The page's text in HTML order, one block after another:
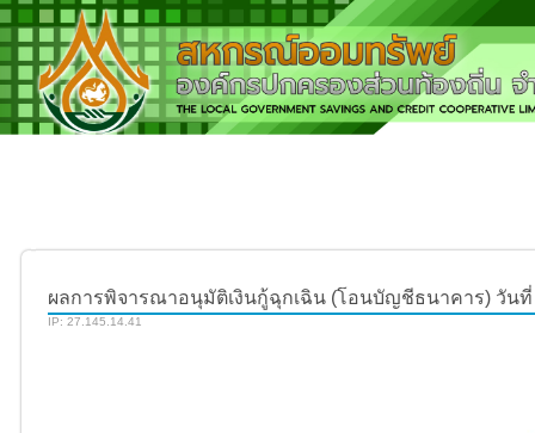
ผลการพิจารณาอนุมัติเงินกู้ฉุกเฉิน (โอนบัญชีธนาคาร) วันที่
IP: 27.145.14.41